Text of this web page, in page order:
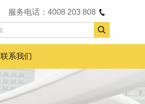
服务电话：4008 203 808
联系我们